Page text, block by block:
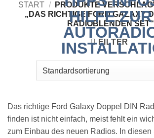
START /
PRODUKTE
„DAS RICHTIGE FORD GALAXY
RADIOBLENDEN SET“
FILTER
Das richtige Ford Galaxy Doppel DIN
finden ist nicht einfach, meist fehlt ein
zum Einbau des neuen Radios. In